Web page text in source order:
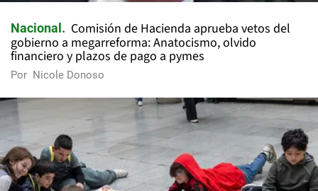
Nacional
Comisión de Hacienda aprueba vetos del
gobierno a megarreforma: Anatocismo, olvido
financiero y plazos de pago a pymes
Por Nicole Donoso